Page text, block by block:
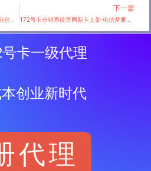
下一篇
172号卡分销系统官网新卡上架-电信梦雁卡【19元185G】
卡一级代理
创业新时代
代理